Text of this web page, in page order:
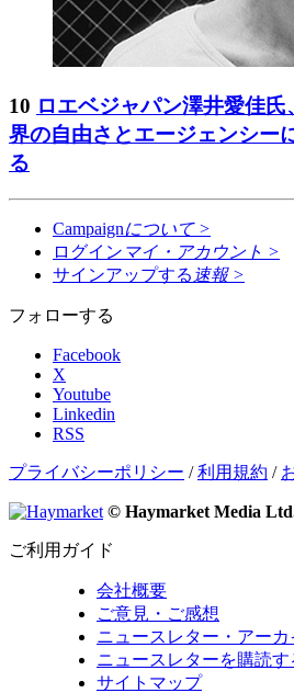
10 ロエベジャパン澤井愛佳
界の自由さとエージェンシー
る
Campaignについて >
ログイン マイ・アカウント >
サインアップする 速報 >
フォローする
Facebook
X
Youtube
Linkedin
RSS
プライバシーポリシー /利用規約 /
© Haymarket Media
ご利用ガイド
会社概要
ご意見・ご感想
ニュースレター・アーカ
ニュースレターを購読す
サイトマップ